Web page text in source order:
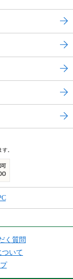
。
く質問
ついて